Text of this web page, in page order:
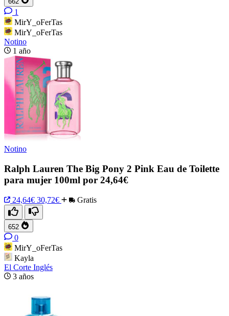
1
MirY_oFerTas
MirY_oFerTas
Notino
1 año
Notino
Ralph Lauren The Big Pony 2 Pink Eau de Toilette
para mujer 100ml por 24,64€
24,64€ 30,72€ Gratis
652
0
MirY_oFerTas
Kayla
El Corte Inglés
3 años